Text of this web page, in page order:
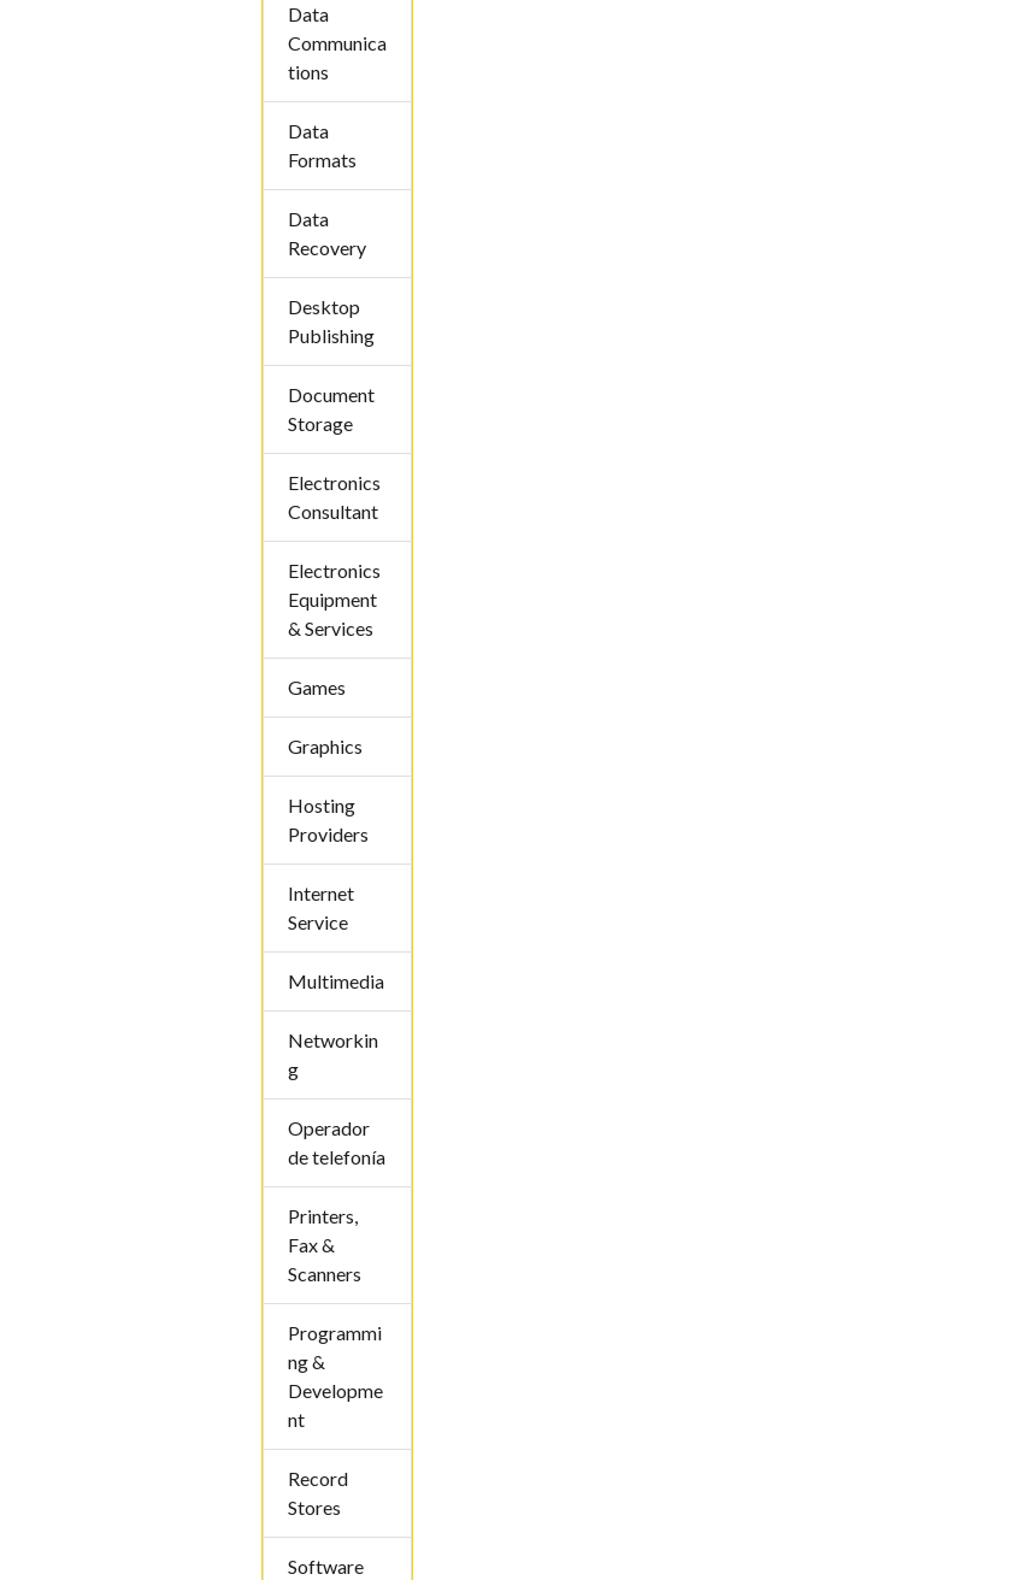
Data
Communica
tions
Data
Formats
Data
Recovery
Desktop
Publishing
Document
Storage
Electronics
Consultant
Electronics
Equipment
& Services
Games
Graphics
Hosting
Providers
Internet
Service
Multimedia
Networkin
g
Operador
de telefoní­a
Printers,
Fax &
Scanners
Programmi
ng &
Developme
nt
Record
Stores
Software